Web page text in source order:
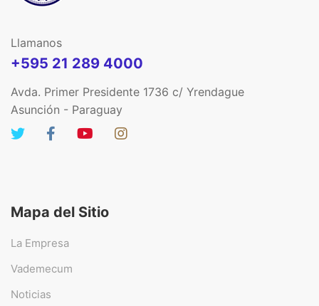
Llamanos
+595 21 289 4000
Avda. Primer Presidente 1736 c/ Yrendague
Asunción - Paraguay
Mapa del Sitio
La Empresa
Vademecum
Noticias